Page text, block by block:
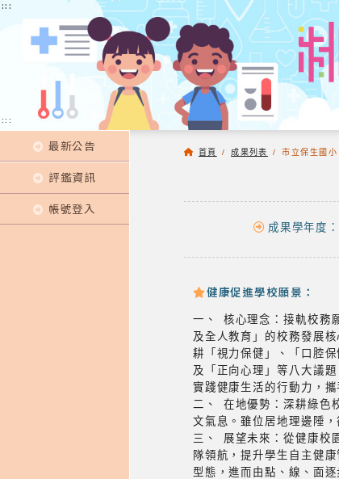
:::
:::
最新公告
評鑑資訊
帳號登入
首頁 /成果列表 / 市立保生國小
成果學年度
健康促進學校願景：
一、 核心理念：接軌校務
及全人教育」的校務發展
耕「視力保健」、「口腔
及「正向心理」等八大議
實踐健康生活的行動力，
二、 在地優勢：深耕綠色
文氣息。雖位居地理邊陲
三、 展望未來：從健康校
隊領航，提升學生自主健
型態，進而由點、線、面
:::